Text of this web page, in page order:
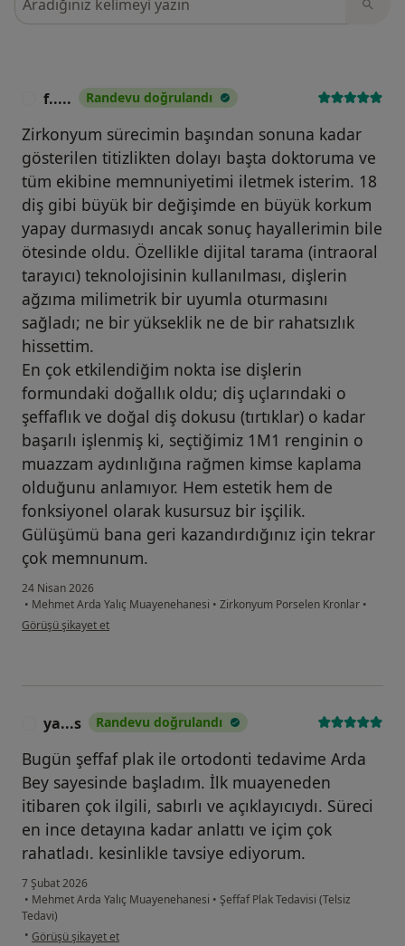
f..... Randevu doğrulandı
Zirkonyum sürecimin başından sonuna kadar
gösterilen titizlikten dolayı başta doktoruma ve
tüm ekibine memnuniyetimi iletmek isterim. 18
diş gibi büyük bir değişimde en büyük korkum
yapay durmasıydı ancak sonuç hayallerimin bile
ötesinde oldu. Özellikle dijital tarama (intraoral
tarayıcı) teknolojisinin kullanılması, dişlerin
ağzıma milimetrik bir uyumla oturmasını
sağladı; ne bir yükseklik ne de bir rahatsızlık
hissettim.
En çok etkilendiğim nokta ise dişlerin
formundaki doğallık oldu; diş uçlarındaki o
şeffaflık ve doğal diş dokusu (tırtıklar) o kadar
başarılı işlenmiş ki, seçtiğimiz 1M1 renginin o
muazzam aydınlığına rağmen kimse kaplama
olduğunu anlamıyor. Hem estetik hem de
fonksiyonel olarak kusursuz bir işçilik.
Gülüşümü bana geri kazandırdığınız için tekrar
çok memnunum.
24 Nisan 2026
• Mehmet Arda Yalıç Muayenehanesi • Zirkonyum Porselen Kronlar •
kullanıcının görüşüne göre f.....
Görüşü şikayet et
ya...s Randevu doğrulandı
Bugün şeffaf plak ile ortodonti tedavime Arda
Bey sayesinde başladım. İlk muayeneden
itibaren çok ilgili, sabırlı ve açıklayıcıydı. Süreci
en ince detayına kadar anlattı ve içim çok
rahatladı. kesinlikle tavsiye ediyorum.
7 Şubat 2026
• Mehmet Arda Yalıç Muayenehanesi • Şeffaf Plak Tedavisi (Telsiz
Tedavi)
• kullanıcının görüşüne göre ya...s
Görüşü şikayet et